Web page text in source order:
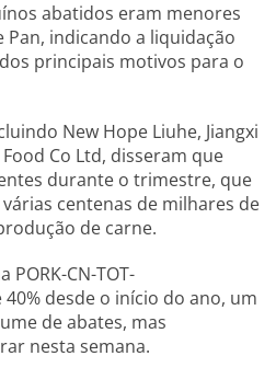
abatidos eram menores
Pan, indicando a liquidação
principais motivos para o
New Hope Liuhe, Jiangxi
Co Ltd, disseram que
durante o trimestre, que
centenas de milhares de
de carne.
PORK-CN-TOT-
desde o início do ano, um
de abates, mas
nesta semana.